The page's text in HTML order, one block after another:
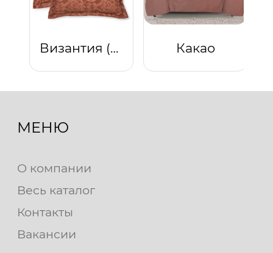
Византия (Коричневый) Какао
МЕНЮ
О компании
Весь каталог
Контакты
Вакансии